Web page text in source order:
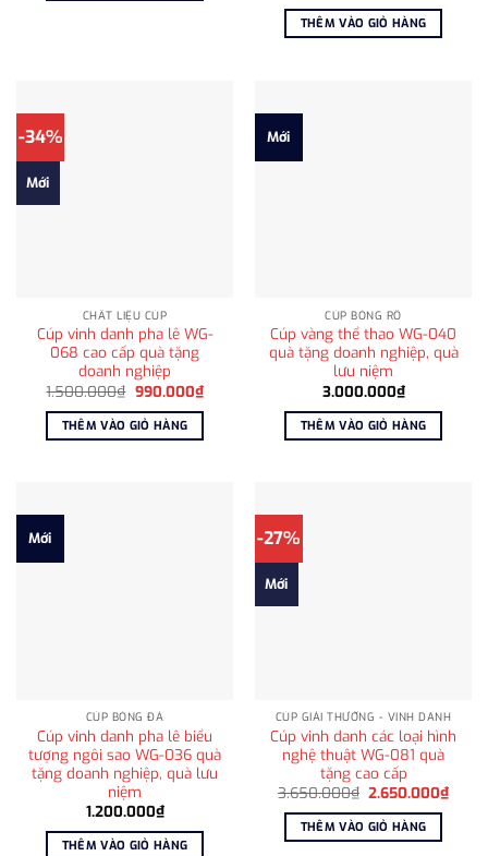
THÊM VÀO GIỎ HÀNG
-34%
Mới
CHẤT LIỆU CÚP
Cúp vinh danh pha lê WG-
068 cao cấp quà tặng
doanh nghiệp
1.500.000₫ Giá
là:
1.500.000₫.
990.000₫Giá
hiện
990.000₫.
THÊM VÀO GIỎ HÀNG
Mới
CÚP BÓNG RỔ
Cúp vàng thể thao WG-040
quà tặng doanh nghiệp, quà
lưu niệm
3.000.000₫
THÊM VÀO GIỎ HÀNG
Mới
CÚP BÓNG ĐÁ
Cúp vinh danh pha lê biểu
tượng ngôi sao WG-036 quà
tặng doanh nghiệp, quà lưu
niệm
1.200.000₫
THÊM VÀO GIỎ HÀNG
-27%
Mới
CÚP GIẢI THƯỞNG - VINH DANH
Cúp vinh danh các loại hình
nghệ thuật WG-081 quà
tặng cao cấp
3.650.000₫ Giá
là:
3.650.000₫.
2.650.000₫Giá
THÊM VÀO GIỎ HÀNG